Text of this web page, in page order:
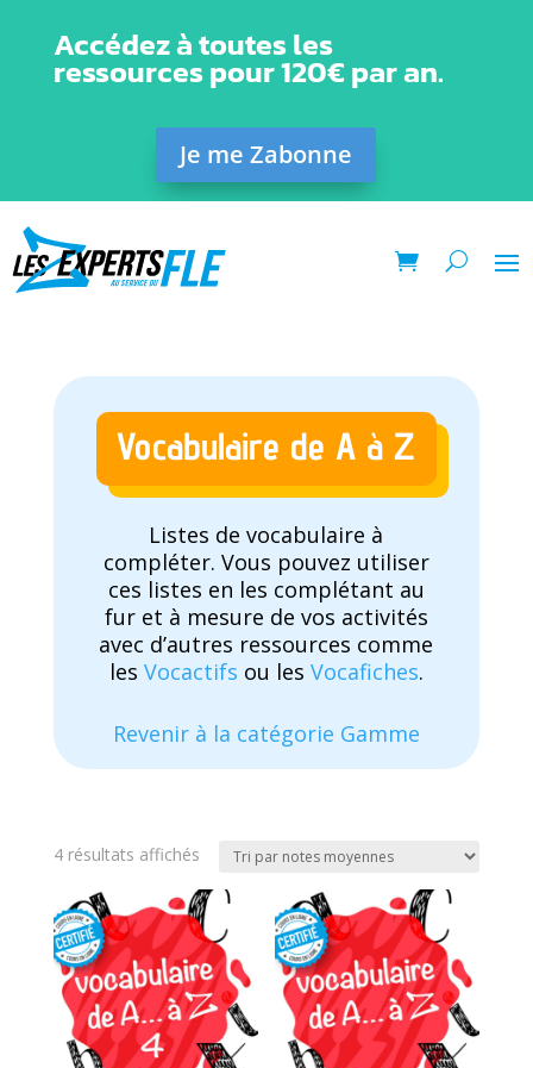
Accédez à toutes les
ressources pour 120€ par an.
Je me Zabonne
Vocabulaire de A à Z
Listes de vocabulaire à
compléter. Vous pouvez utiliser
ces listes en les complétant au
fur et à mesure de vos activités
avec d’autres ressources comme
les Vocactifs ou les Vocafiches.
Revenir à la catégorie Gamme
4 résultats affichésTrié
note
moyenne